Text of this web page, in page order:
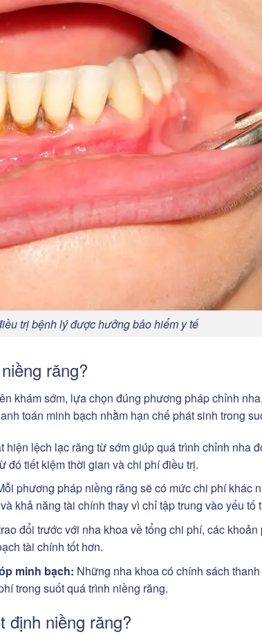
trị bệnh lý được hưởng bảo hiểm y tế
răng?
khám sớm, lựa chọn đúng phương pháp chỉnh
toán minh bạch nhằm hạn chế phát sinh trong
hiện lệch lạc răng từ sớm giúp quá trình chỉnh nha
đó tiết kiệm thời gian và chi phí điều trị.
phương pháp niềng răng sẽ có mức chi phí khác
khả năng tài chính thay vì chỉ tập trung vào yếu tố
đổi trước với nha khoa về tổng chi phí, các
tài chính tốt hơn.
minh bạch: Những nha khoa có chính sách
trong suốt quá trình niềng răng.
niềng răng?